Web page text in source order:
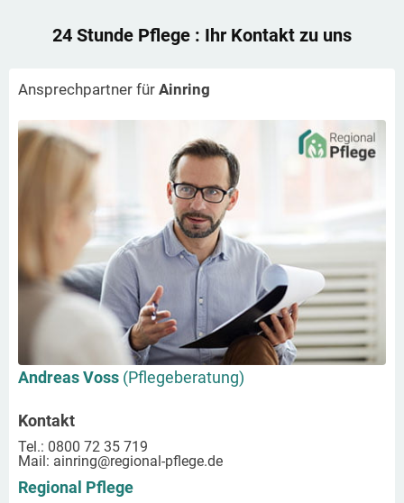
24 Stunde Pflege : Ihr Kontakt zu uns
Ansprechpartner für Ainring
Andreas Voss (Pflegeberatung)
Kontakt
Tel.: 0800 72 35 719
Mail: ainring@regional-pflege.de
Regional Pflege